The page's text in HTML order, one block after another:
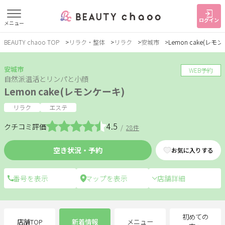
メニュー ログイン
すでに会員の方 はじめてご利用の方
ジャンルで探す
ヘア・メイク ネイル・まつげ エステ
スクール・
トレーニング
BEAUTY chaoo TOP リラク・整体 リラク 安城市 Lemon cake(レモン
安城市
自然派温活とリンパと小顔
Lemon cake(レモンケーキ)
リラク エステ
空き状況・予約 お気に入りする
クチコミ評価 4.5 / 28件
店舗詳細
WEB予約
店舗TOP 新着情報 メニュー
初めての